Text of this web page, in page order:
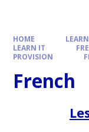
HOME
LEARN IT
PROVISION
French